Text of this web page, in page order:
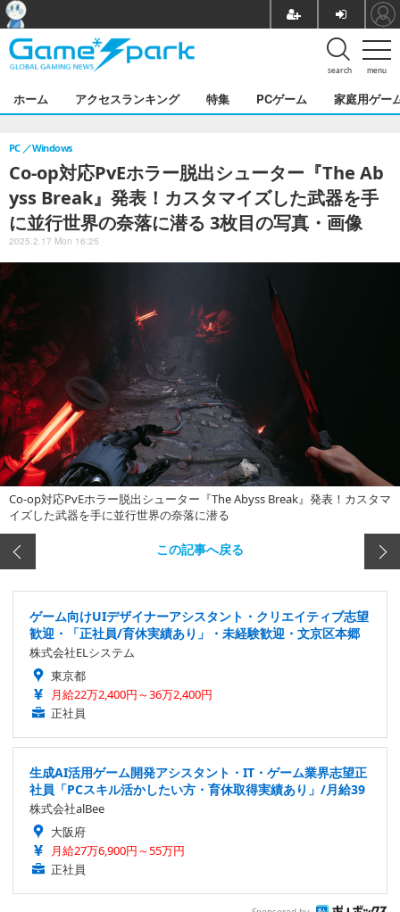
menu
search
ホーム アクセスランキング 特集 PCゲーム 家庭用ゲー
Co-op対応PvEホラー脱出シューター『The Ab
yss Break』発表！カスタマイズした武器を手
に並行世界の奈落に潜る 3枚目の写真・画像
PC Windows
2025.2.17 Mon 16:25
Co-op対応PvEホラー脱出シューター『The Abyss Break』発表！カスタマ
イズした武器を手に並行世界の奈落に潜る
この記事へ戻る
ゲーム向けUIデザイナーアシスタント・クリエイティブ志望
歓迎・「正社員/育休実績あり」・未経験歓迎・文京区本郷
株式会社ELシステム
東京都
月給22万2,400円～36万2,400円
正社員
生成AI活用ゲーム開発アシスタント・IT・ゲーム業界志望正
社員「PCスキル活かしたい方・育休取得実績あり」/月給39
株式会社alBee
大阪府
月給27万6,900円～55万円
正社員